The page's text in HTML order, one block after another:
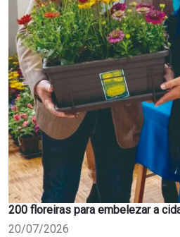
200 floreiras para embelezar a
20/07/2026